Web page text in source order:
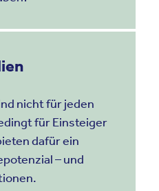
nicht für jeden
für Einsteiger
dafür ein
– und